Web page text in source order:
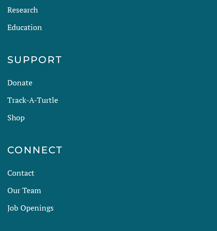
Research
Education
SUPPORT
Donate
Track-A-Turtle
Shop
CONNECT
Contact
Our Team
Job Openings